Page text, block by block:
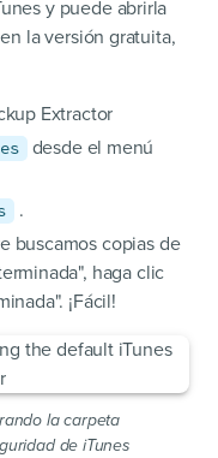
y puede abrirla
la versión gratuita,
Extractor
desde el menú
.
buscamos copias de
haga clic
¡Fácil!
la carpeta
de iTunes